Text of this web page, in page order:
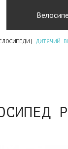
ДИТЯЧИЙ